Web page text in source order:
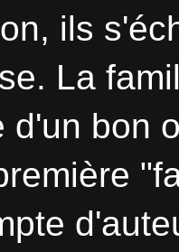
ils
La
d'un bon